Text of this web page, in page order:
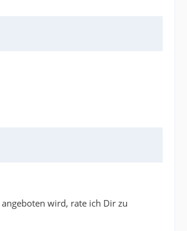
wird, rate ich Dir zu